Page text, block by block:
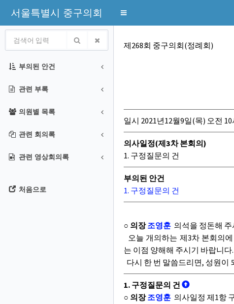
서울특별시 중구의회
회의록
Toggle
부의된 안건
관련 부록
의원별 목록
관련 회의록
관련 영상회의록
처음으로
제268회 중구의회(정례회)
일시 2021년12월9일(목) 오전 10
의사일정(제3차 본회의)
1. 구정질문의 건
부의된 안건
1. 구정질문의 건
○ 의장조영훈 의석을 정돈해
오늘 개의하는 제3차 본회의
는 이점 양해해 주시기 바랍니다.
다시 한 번 말씀드리면, 성원이
1. 구정질문의 건
○ 의장조영훈 의사일정 제1항